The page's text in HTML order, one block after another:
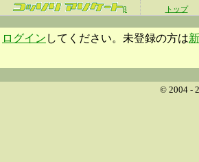
β トップ
ログイン してください。未登録の方は
© 2004 -